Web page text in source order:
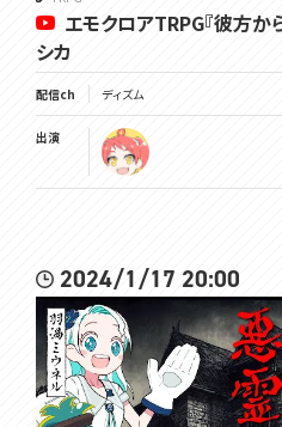
エモクロアTRPG『彼方か
シカ
配信ch ディズム
出演
2024/1/17 20:00